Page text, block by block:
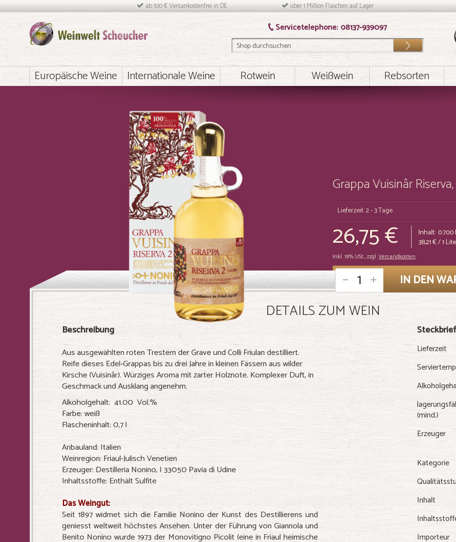
ab 100 € Versankostenfrei in DE über 1 Million Flaschen auf Lager
Servicetelephone: 08137-939097
Los
Europäische Weine Internationale Weine Rotwein Weißwein Rebsorten
Grappa Vuisinâr
Lieferzeit: 2 - 3 Tage
26,75 €
Inkl. 19% USt.,zzgl.Versandkosten
Inhalt: 0.700
38,21 €/ 1
IN DEN
Auf
DETAILS ZUM WEIN
Beschreibung
Aus ausgewählten roten Trestern der Grave und Colli Friulan destilliert.
Reife dieses Edel-Grappas bis zu drei Jahre in kleinen Fässern aus wilder
Kirsche (Vuisinâr). Würziges Aroma mit zarter Holznote. Komplexer Duft, in
Geschmack und Ausklang angenehm.
Alkoholgehalt: 41.00 Vol.%
Farbe: weiß
Flascheninhalt: 0,7 l
Anbauland: Italien
Weinregion: Friaul-Julisch Venetien
Erzeuger: Destilleria Nonino, I 33050 Pavia di Udine
Inhaltsstoffe: Enthält Sulfite
Das Weingut:
Seit 1897 widmet sich die Familie Nonino der Kunst des Destillierens und
geniesst weltweit höchstes Ansehen. Unter der Führung von Giannola und
Benito Nonino wurde 1973 der Monovitigno Picolit (eine in Friaul heimische
Steckbrief
Lieferzeit
(mind.)
Erzeuger
Kategorie
Inhalt
Importeur